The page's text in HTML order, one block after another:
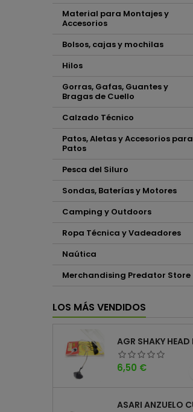
Material para Montajes y
Accesorios
Bolsos, cajas y mochilas
Hilos
Gorras, Gafas, Guantes y
Bragas de Cuello
Calzado Técnico
Patos, Aletas y Accesorios para
Patos
Pesca del Siluro
Sondas, Baterías y Motores
Camping y Outdoors
Ropa Técnica y Vadeadores
Naútica
Merchandising Predator Store
LOS MÁS VENDIDOS
Precio
6,50 €